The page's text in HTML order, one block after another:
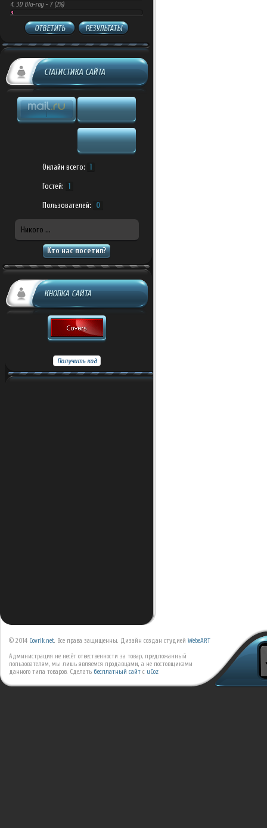
4. 3D Blu-ray - 7 (2%)
ОТВЕТИТЬ РЕЗУЛЬТАТЫ
СТАТИСТИКА САЙТА
Онлайн всего: 1
Гостей: 1
Пользователей: 0
Никого ...
Кто нас посетил?
КНОПКА САЙТА
© 2014 Covrik.net. Все права защищенны. Дизайн создан студией WebeART
Администрация не несёт отвественности за товар, предложанный
пользователям, мы лишь являемся продавцами, а не постовщиками
данного типа товаров. Сделать бесплатный сайт с uCoz